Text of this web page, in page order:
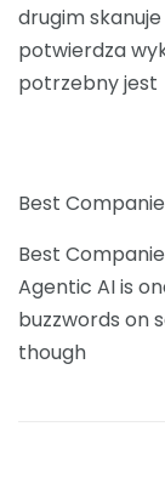
drugim
potwierdza
potrzebny jest
Best
Best
Agentic AI is
buzzwords on
though